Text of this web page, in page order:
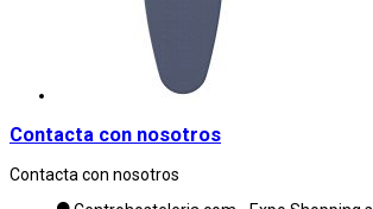
Contacta con nosotros
Contacta con nosotros